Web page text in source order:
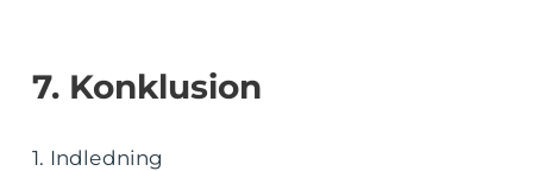
7. Konklusion
1. Indledning